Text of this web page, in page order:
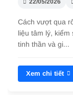
Cách vượt qua
liệu tâm lý, kiểm
tinh thần và gi...
Xem chi tiết